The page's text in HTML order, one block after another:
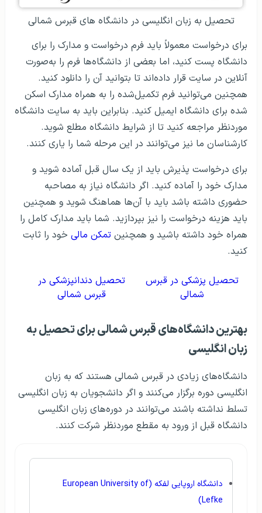
تحصیل به زبان انگلیسی در دانشگاه های قبرس شمالی
برای درخواست معمولاً باید فرم درخواست و مدارک را برای
دانشگاه پست کنید، اما بعضی از دانشگاه‌ها فرم را به‌صورت
آنلاین در سایت قرار داده‌اند تا بتوانید آن را دانلود کنید.
همچنین می‌توانید فرم تکمیل‌شده را به همراه مدارک اسکن
شده برای دانشگاه ایمیل کنید. بنابراین باید به سایت دانشگاه
موردنظر مراجعه کنید تا از شرایط دانشگاه مطلع شوید.
کارشناسان ما نیز می‌توانند در این مرحله شما را یاری کنند.
برای درخواست پذیرش باید از یک سال قبل آماده شوید و
مدارک خود را آماده کنید. اگر دانشگاه نیاز به مصاحبه
حضوری داشته باشد باید با آن‌ها هماهنگ شوید و همچنین
باید هزینه درخواست را نیز بپردازید. شما باید مدارک کامل را
همراه خود داشته باشید و همچنین تمکن مالی خود را ثابت
کنید.
تحصیل پزشکی در قبرس
شمالی
تحصیل دندانپزشکی در
قبرس شمالی
بهترین دانشگاه‌های قبرس شمالی برای تحصیل به
زبان انگلیسی
دانشگاه‌های زیادی در قبرس شمالی هستند که به زبان
انگلیسی دوره برگزار می‌کنند و اگر دانشجویان به زبان انگلیسی
تسلط نداشته باشند می‌توانند در دوره‌های زبان انگلیسی
دانشگاه قبل از ورود به مقطع موردنظر شرکت کنند.
دانشگاه اروپایی لفکه (European University of
Lefke)